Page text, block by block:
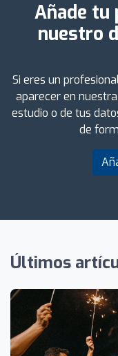
Añade tu
nuestro
Si eres un
aparecer en
estudio o de tus
de
Últimos